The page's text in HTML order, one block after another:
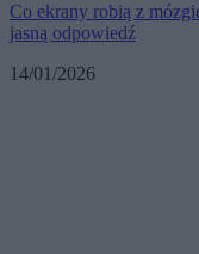
Co ekrany robią z
jasną odpowiedź
14/01/2026